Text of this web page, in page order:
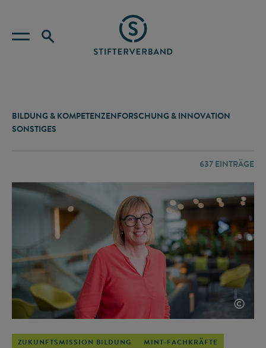
BILDUNG & KOMPETENZENFORSCHUNG & INNOVATION
SONSTIGES
637 EINTRÄGE
©
ZUKUNFTSMISSION BILDUNG MINT-FACHKRÄFTE